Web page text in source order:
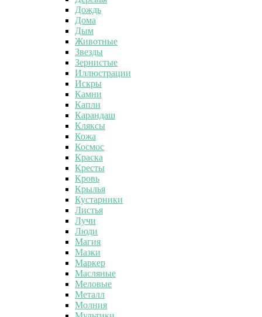
Дождь
Дома
Дым
Животные
Звезды
Зернистые
Иллюстрации
Искры
Камни
Капли
Карандаш
Кляксы
Кожа
Космос
Краска
Кресты
Кровь
Крылья
Кустарники
Листья
Лучи
Люди
Магия
Мазки
Маркер
Масляные
Меловые
Металл
Молния